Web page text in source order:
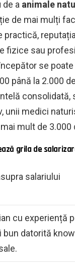
de a animale
de mai mulți
practică,
fizice sau
se poate
până la 2.000
consolidată,
unii medici
mult de 3.000
grila de
salariului
cu experiență
bun datorită